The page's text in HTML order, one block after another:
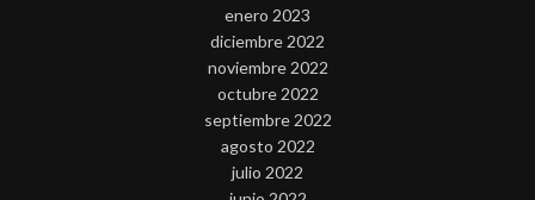
enero 2023
diciembre 2022
noviembre 2022
octubre 2022
septiembre 2022
agosto 2022
julio 2022